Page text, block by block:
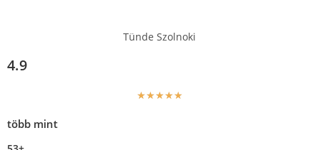
Tünde Szolnoki
4.9
★★★★★
több mint